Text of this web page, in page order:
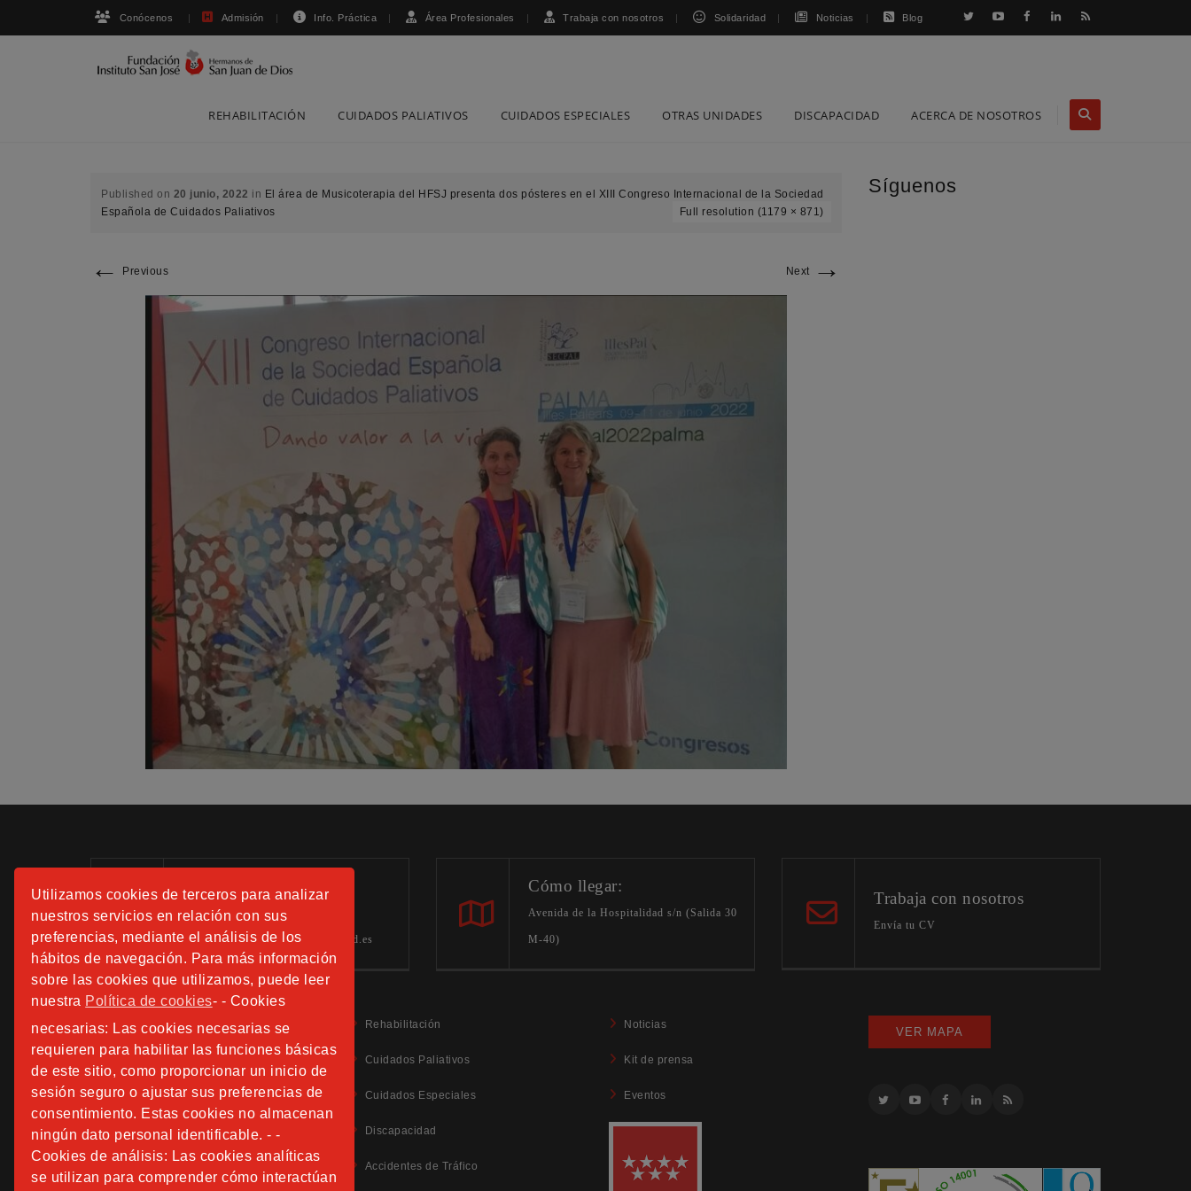
Utilizamos cookies de terceros para analizar
nuestros servicios en relación con sus
preferencias, mediante el análisis de los
hábitos de navegación. Para más información
sobre las cookies que utilizamos, puede leer
nuestra Política de cookies- - Cookies
necesarias: Las cookies necesarias se
requieren para habilitar las funciones básicas
de este sitio, como proporcionar un inicio de
sesión seguro o ajustar sus preferencias de
consentimiento. Estas cookies no almacenan
ningún dato personal identificable. - -
Cookies de análisis: Las cookies analíticas
se utilizan para comprender cómo interactúan
Conócenos Admisión Info. Práctica Área Profesionales Trabaja con nosotros Solidaridad Noticias Blog
REHABILITACIÓN CUIDADOS PALIATIVOS CUIDADOS ESPECIALES OTRAS UNIDADES DISCAPACIDAD ACERCA DE NOSOTROS
Published on 20 junio, 2022 in El área de Musicoterapia del HFSJ presenta dos pósteres en el XIII Congreso Internacional de la Sociedad
Española de Cuidados Paliativos
Full resolution (1179 × 871)
← Previous Next →
Síguenos
Información:
Tels.: 91 508 01 40 -41-42
hospitalfundacionsanjose.info@sjd.es
Cómo llegar:
Avenida de la Hospitalidad s/n (Salida 30
M-40)
Trabaja con nosotros
Envía tu CV
Aviso Legal
Política de Privacidad
Información Adicional Protección de Datos
CANAL DE DENUNCIAS
Rehabilitación
Cuidados Paliativos
Cuidados Especiales
Discapacidad
Accidentes de Tráfico
Noticias
Kit de prensa
Eventos
VER MAPA